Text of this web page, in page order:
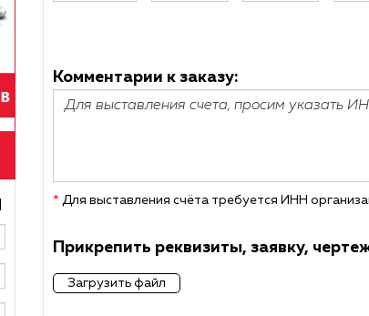
Комментарии к заказу:
* Для выставления счёта требуется ИНН
Прикрепить реквизиты, заявку,
Загрузить файл